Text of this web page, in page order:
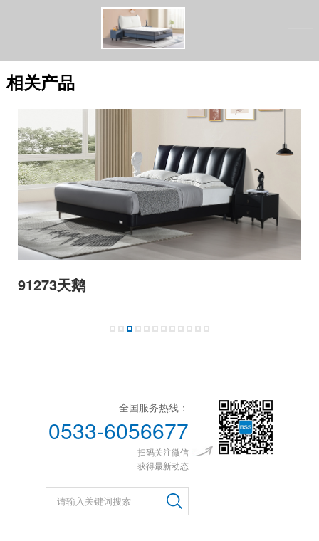
相关产品
全国服务热线：
0533-6056677
扫码关注微信
获得最新动态